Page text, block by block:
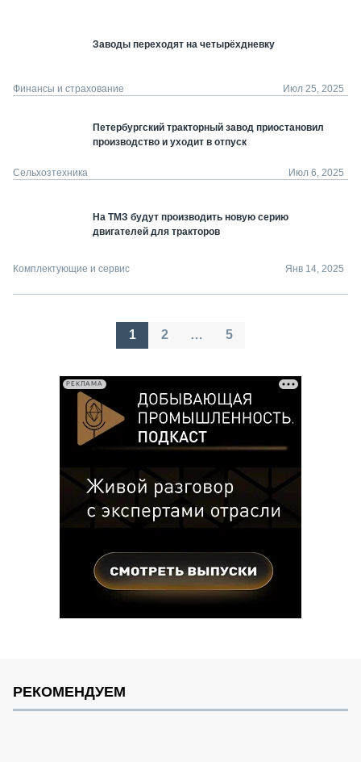
Заводы переходят на четырёхдневку
Финансы и страхование Июл 25, 2025
Петербургский тракторный завод приостановил
производство и уходит в отпуск
Сельхозтехника Июл 6, 2025
На ТМЗ будут производить новую серию
двигателей для тракторов
Комплектующие и сервис Янв 14, 2025
Пагинация
1 2 … 5
РЕКЛАМА
РЕКОМЕНДУЕМ